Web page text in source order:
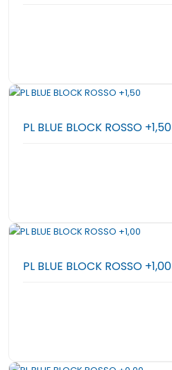
PL BLUE BLOCK ROSSO +1,50
PL BLUE BLOCK ROSSO +1,00